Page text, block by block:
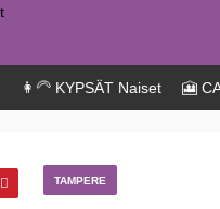
👩‍🦳 KYPSÄT Naiset 🎦
TAMPERE